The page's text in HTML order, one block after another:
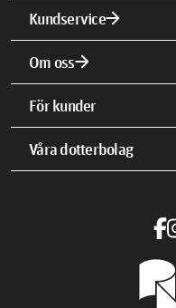
Kundservicearrow_forward
Om ossarrow_forward
För kunder
Våra dotterbolag